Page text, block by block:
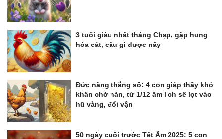
3 tuổi giàu nhất tháng Chạp, gặp hung
hóa cát, cầu gì được nấy
Đức năng thắng số: 4 con giáp thấy khó
khăn chớ nản, từ 1/12 âm lịch sẽ lọt vào
hũ vàng, đổi vận
50 ngày cuối trước Tết Âm 2025: 5 con